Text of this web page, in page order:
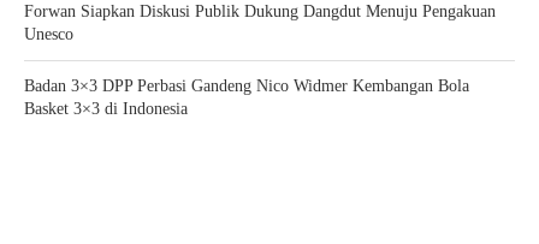
Forwan Siapkan Diskusi Publik Dukung Dangdut Menuju Pengakuan
Unesco
Badan 3×3 DPP Perbasi Gandeng Nico Widmer Kembangan Bola
Basket 3×3 di Indonesia